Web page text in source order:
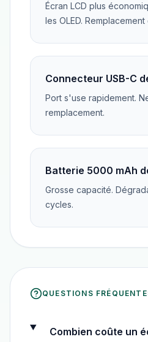
Écran LCD plus
les OLED.
Connecteur USB-C
Port s'use rapidement.
remplacement.
Batterie 5000 mAh
Grosse capacité.
cycles.
QUESTIONS
Combien coûte un